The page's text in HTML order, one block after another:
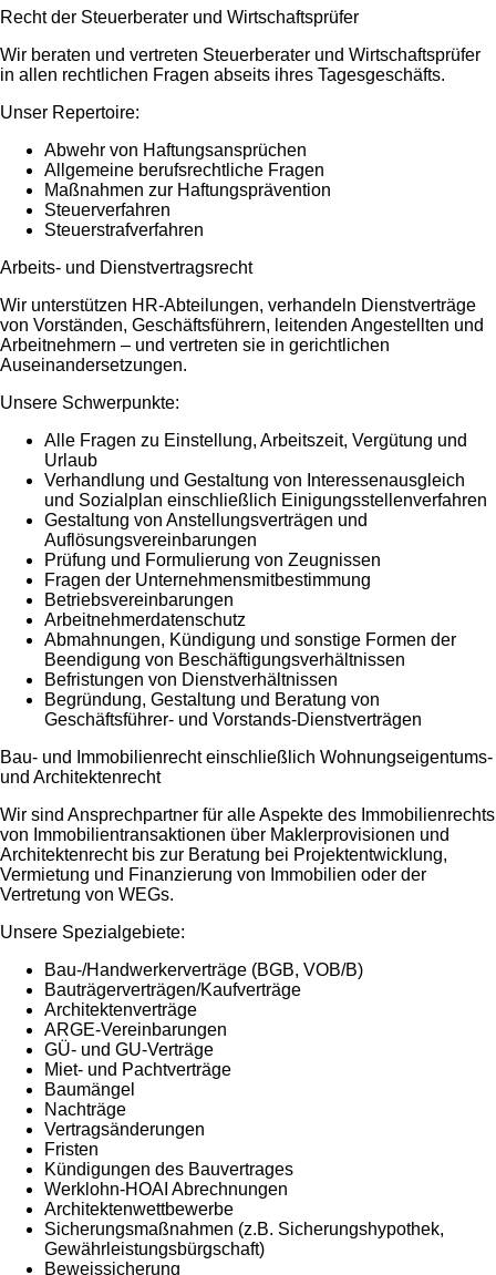
Recht der Steuerberater und Wirtschaftsprüfer
Wir beraten und vertreten Steuerberater und Wirtschaftsprüfer
in allen rechtlichen Fragen abseits ihres Tagesgeschäfts.
Unser Repertoire:
Abwehr von Haftungsansprüchen
Allgemeine berufsrechtliche Fragen
Maßnahmen zur Haftungsprävention
Steuerverfahren
Steuerstrafverfahren
Arbeits- und Dienstvertragsrecht
Wir unterstützen HR-Abteilungen, verhandeln Dienstverträge
von Vorständen, Geschäftsführern, leitenden Angestellten und
Arbeitnehmern – und vertreten sie in gerichtlichen
Auseinandersetzungen.
Unsere Schwerpunkte:
Alle Fragen zu Einstellung, Arbeitszeit, Vergütung und
Urlaub
Verhandlung und Gestaltung von Interessenausgleich
und Sozialplan einschließlich Einigungsstellenverfahren
Gestaltung von Anstellungsverträgen und
Auflösungsvereinbarungen
Prüfung und Formulierung von Zeugnissen
Fragen der Unternehmensmitbestimmung
Betriebsvereinbarungen
Arbeitnehmerdatenschutz
Abmahnungen, Kündigung und sonstige Formen der
Beendigung von Beschäftigungsverhältnissen
Befristungen von Dienstverhältnissen
Begründung, Gestaltung und Beratung von
Geschäftsführer- und Vorstands-Dienstverträgen
Bau- und Immobilienrecht einschließlich Wohnungseigentums-
und Architektenrecht
Wir sind Ansprechpartner für alle Aspekte des Immobilienrechts
von Immobilientransaktionen über Maklerprovisionen und
Architektenrecht bis zur Beratung bei Projektentwicklung,
Vermietung und Finanzierung von Immobilien oder der
Vertretung von WEGs.
Unsere Spezialgebiete:
Bau-/Handwerkerverträge (BGB, VOB/B)
Bauträgerverträgen/Kaufverträge
Architektenverträge
ARGE-Vereinbarungen
GÜ- und GU-Verträge
Miet- und Pachtverträge
Baumängel
Nachträge
Vertragsänderungen
Fristen
Kündigungen des Bauvertrages
Werklohn-HOAI Abrechnungen
Architektenwettbewerbe
Sicherungsmaßnahmen (z.B. Sicherungshypothek,
Gewährleistungsbürgschaft)
Beweissicherung